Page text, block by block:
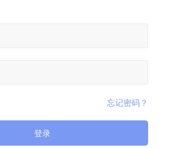
忘记密码？
登录